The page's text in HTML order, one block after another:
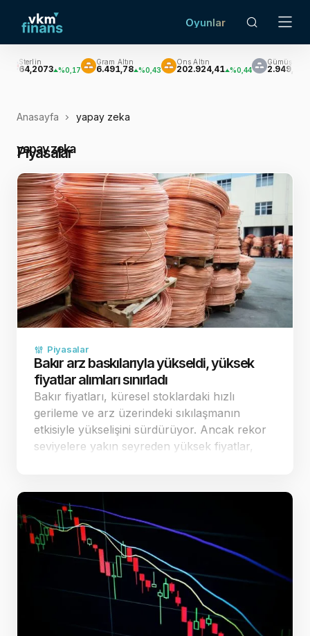
Oyunlar
Gram Altın
6.491,78 %0,43
Ons Altın
202.924,41 %0,44
Gümüş
2.949,93 -%0,05
Brent Petrol
$78,95
Anasayfa yapay zeka
yapay zeka
Piyasalar
Piyasalar
Bakır arz baskılarıyla yükseldi, yüksek
fiyatlar alımları sınırladı
Bakır fiyatları, küresel stoklardaki hızlı
gerileme ve arz üzerindeki sıkılaşmanın
etkisiyle yükselişini sürdürüyor. Ancak rekor
seviyelere yakın seyreden yüksek fiyatlar,
yol a&ccedi…